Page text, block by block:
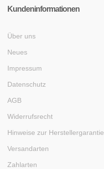
Kundeninformationen
Über uns
Neues
Impressum
Datenschutz
AGB
Widerrufsrecht
Hinweise zur Herstellergarantie
Versandarten
Zahlarten